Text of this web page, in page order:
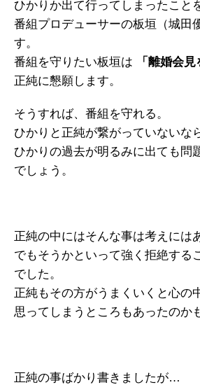
ひかりか出て行ってしまったこと
番組プロデューサーの板垣（城田
す。
番組を守りたい板垣は
「離婚会
正純に懇願します。
そうすれば、番組を守れる。
ひかりと正純が繋がっていないな
ひかりの過去が明るみに出ても問
でしょう。
正純の中にはそんな事は考えには
でもそうかといって強く拒絶する
でした。
正純もその方がうまくいくと心の
思ってしまうところもあったのか
正純の事ばかり書きましたが…